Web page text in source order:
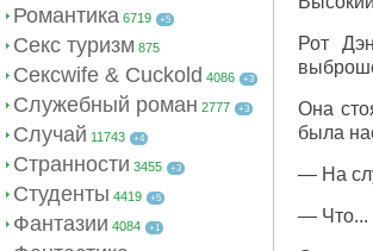
Романтика 6719 +5
Секс туризм 875
Сексwife & Cuckold 4086 +3
Служебный роман 2777 +3
Случай 11743 +4
Странности 3455 +3
Студенты 4419 +5
Фантазии 4084 +1
Рот
Она
была
— На
— Что...